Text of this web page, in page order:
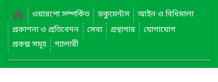
ওয়ারপো সম্পর্কিত
ডকুমেন্টস
আইন ও বিধিমালা
প্রকাশনা ও প্রতিবেদন
সেবা গ্রন্থাগার
যোগাযোগ
প্রকল্প সমূহ
গ্যালারী